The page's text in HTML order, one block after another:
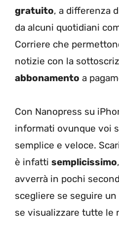
gratuito, a differenza
da alcuni quotidiani
Corriere che
notizie con la
abbonamento a
Con Nanopress su
informati ovunque voi
semplice e veloce.
è infatti semplicissimo
avverrà in pochi
scegliere se seguire
se visualizzare tutte le